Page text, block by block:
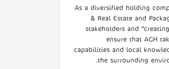
As a diversified holding
& Real Estate and
stakeholders and
ensure that AGH
capabilities and local
the surrounding